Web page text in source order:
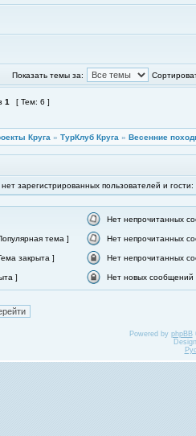
Показать темы за:
1 [ Тем: 6 ]
Круга » ТурКлуб Круга » Весенние
зарегистрированных пользователей и гости:
Нет непрочитанных
тема ] Нет непрочитанных
закрыта ] Нет непрочитанных
] Нет новых сообщений
Powered by phpBB